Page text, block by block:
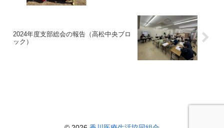
2024年度支部総会の報告（高松中央ブロ
ック）